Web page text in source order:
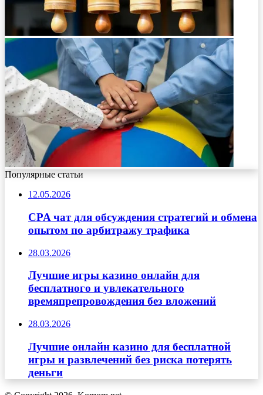
Популярные статьи
12.05.2026
CPA чат для обсуждения стратегий и обмена
опытом по арбитражу трафика
28.03.2026
Лучшие игры казино онлайн для
бесплатного и увлекательного
времяпрепровождения без вложений
28.03.2026
Лучшие онлайн казино для бесплатной
игры и развлечений без риска потерять
деньги